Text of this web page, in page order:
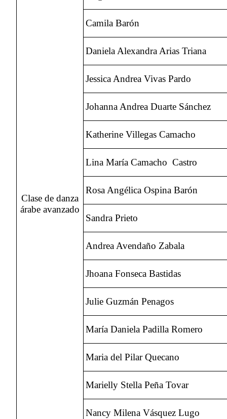
Clase de danza
árabe avanzado
Camila Barón
Daniela Alexandra Arias Triana
Jessica Andrea Vivas Pardo
Johanna Andrea Duarte Sánchez
Katherine Villegas Camacho
Lina María Camacho Castro
Rosa Angélica Ospina Barón
Sandra Prieto
Andrea Avendaño Zabala
Jhoana Fonseca Bastidas
Julie Guzmán Penagos
María Daniela Padilla Romero
Maria del Pilar Quecano
Marielly Stella Peña Tovar
Nancy Milena Vásquez Lugo